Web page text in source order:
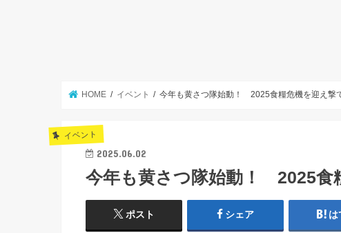
HOME イベント 今年も黄さつ隊始動！ 2025食糧危機を迎え撃
イベント
2025.06.02
今年も黄さつ隊始動！ 2025食
ポスト シェア は